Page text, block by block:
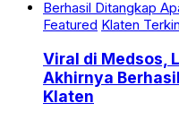
Featured Klaten
Viral di Medsos,
Akhirnya
Klaten